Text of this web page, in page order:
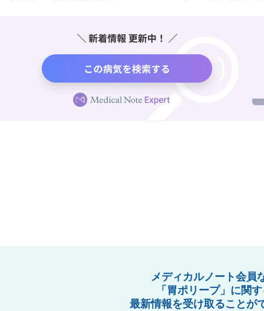
メディカルノート会員
「胃ポリープ」に関
最新情報を受け取ることが